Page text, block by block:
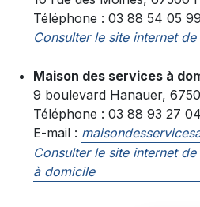
Téléphone : 03 88 54 05 99
Consulter le site internet de
Maison des services à
9 boulevard Hanauer,
Téléphone : 03 88 93 27 04
E-mail :
Consulter le site internet
à domicile